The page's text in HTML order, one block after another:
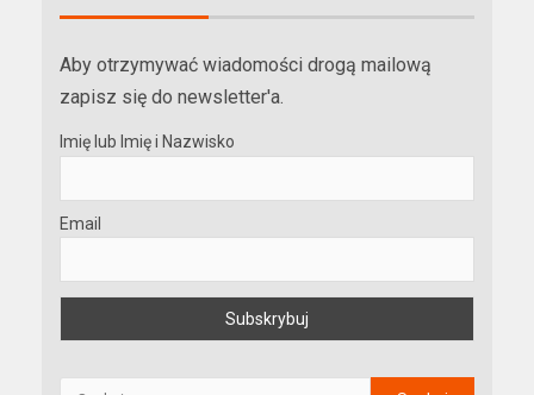
Aby otrzymywać wiadomości drogą mailową
zapisz się do newsletter'a.
Imię lub Imię i Nazwisko
Email